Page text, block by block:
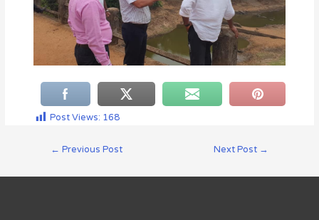
Post Views: 168
← Previous Post Next Post →